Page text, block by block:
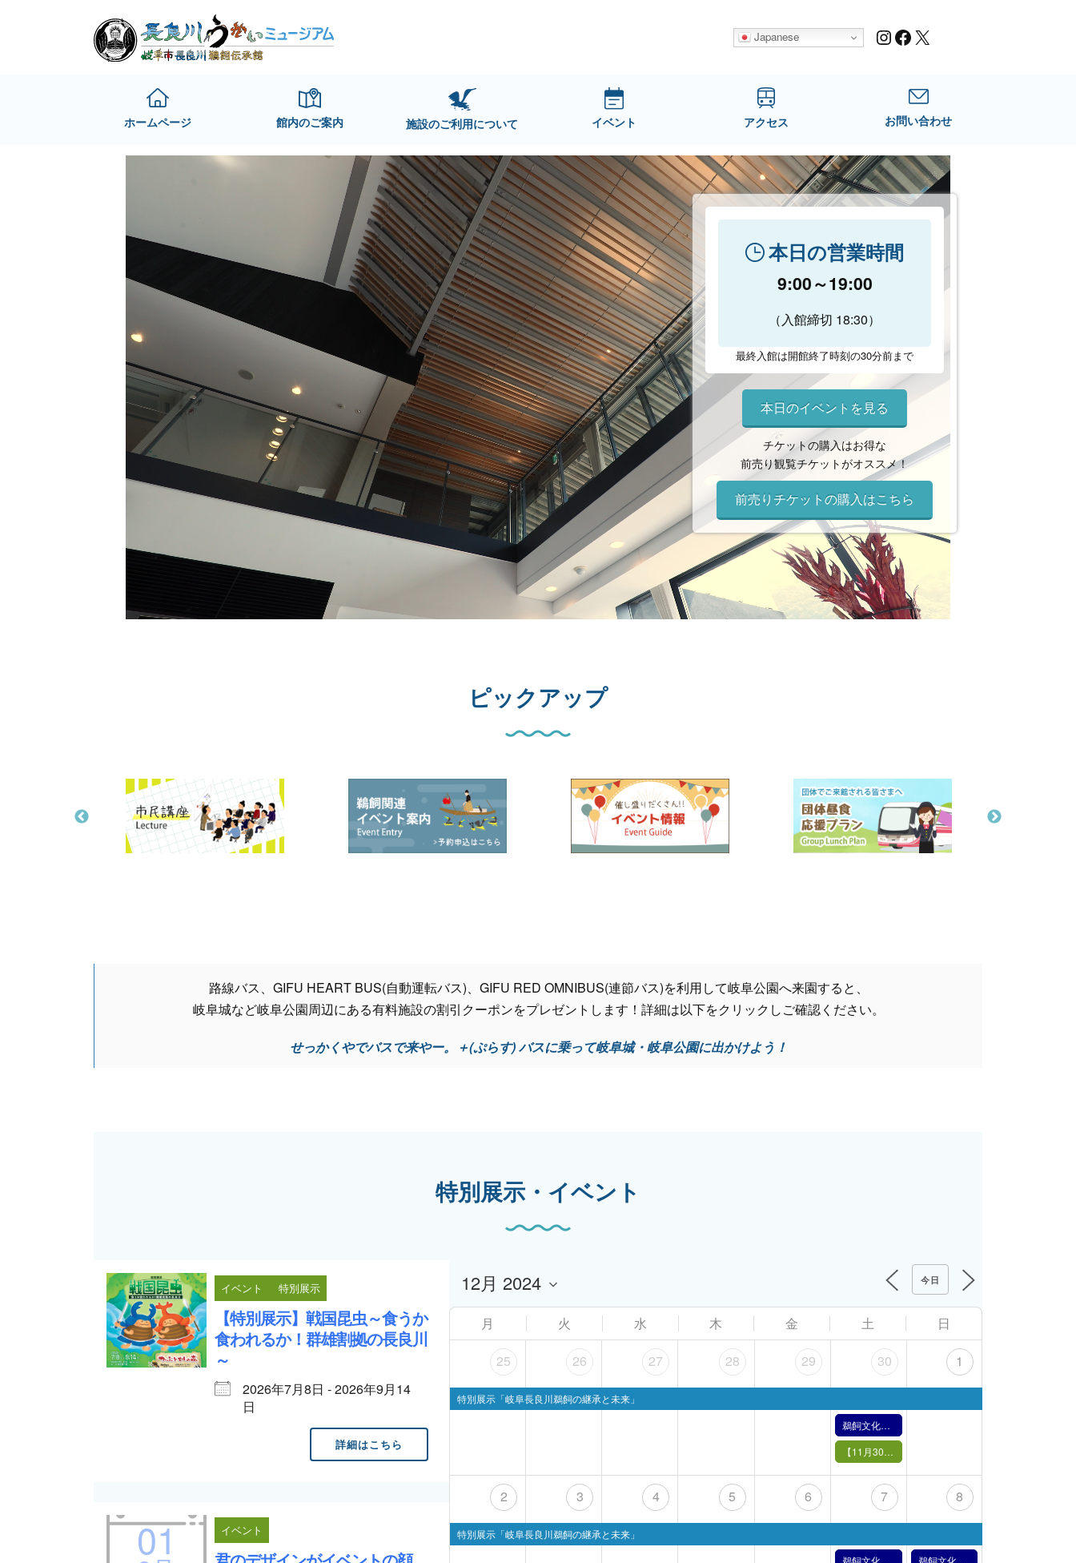
Japanese Instagram
Facebook
X
ホームページ 館内のご案内 施設のご利用について イベント アクセス お問い合わせ
本日の営業時間
9:00～19:00
（入館締切 18:30）
最終入館は開館終了時刻の30分前まで
本日のイベントを見る
チケットの購入はお得な
前売り観覧チケットがオススメ！
前売りチケットの購入はこちら
ピックアップ
路線バス、GIFU HEART BUS(自動運転バス)、GIFU RED OMNIBUS(連節バス)を利用して岐阜公園へ来園すると、
岐阜城など岐阜公園周辺にある有料施設の割引クーポンをプレゼントします！詳細は以下をクリックしご確認ください。
せっかくやでバスで来やー。＋(ぷらす) バスに乗って岐阜城・岐阜公園に出かけよう！
特別展示・イベント
イベント 特別展示
【特別展示】戦国昆虫～食うか
食われるか！群雄割拠の長良川
～
2026年7月8日 - 2026年9月14
日
詳細はこちら
01 イベント
今日
月 火 水 木 金 土 日
25
特別展示「岐阜長良川鵜飼の継承と未来」
26 27 28 29 30
鵜飼文化の紹介【11月30日】（2024年）
【11月30日（土）】鵜飼の実演
1
2
特別展示「岐阜長良川鵜飼の継承と未来」
3 4 5 6 7
鵜飼文化の紹介【12月7日】（2024年）
8
鵜飼文化の紹介【12月8日】（2024年）